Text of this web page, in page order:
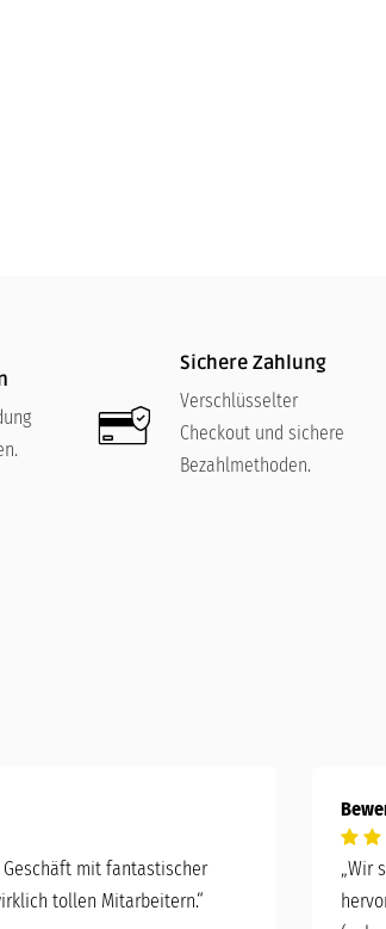
Sichere Zahlung
Verschlüsselter
Checkout und sichere
Bezahlmethoden.
Geschäft mit fantastischer
tollen Mitarbeitern.“
„Wir